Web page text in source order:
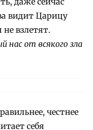
видит Царицу
взлетят.
нас от всякого зла
честнее
себя